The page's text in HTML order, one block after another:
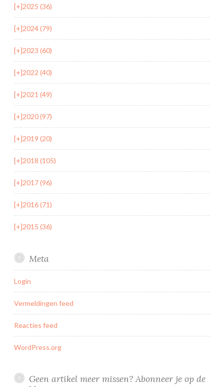
[+]2025 (36)
[+]2024 (79)
[+]2023 (60)
[+]2022 (40)
[+]2021 (49)
[+]2020 (97)
[+]2019 (20)
[+]2018 (105)
[+]2017 (96)
[+]2016 (71)
[+]2015 (36)
Meta
Login
Vermeldingen feed
Reacties feed
WordPress.org
Geen artikel meer missen? Abonneer je op de